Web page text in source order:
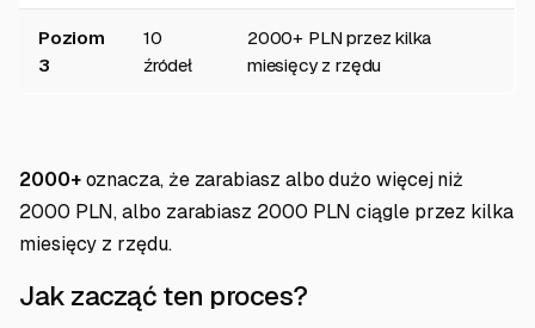
Poziom
3
10
źródeł
2000+ PLN przez kilka
miesięcy z rzędu
2000+oznacza, że zarabiasz albo dużo więcej niż
2000 PLN, albo zarabiasz 2000 PLN ciągle przez kilka
miesięcy z rzędu.
Jak zacząć ten proces?